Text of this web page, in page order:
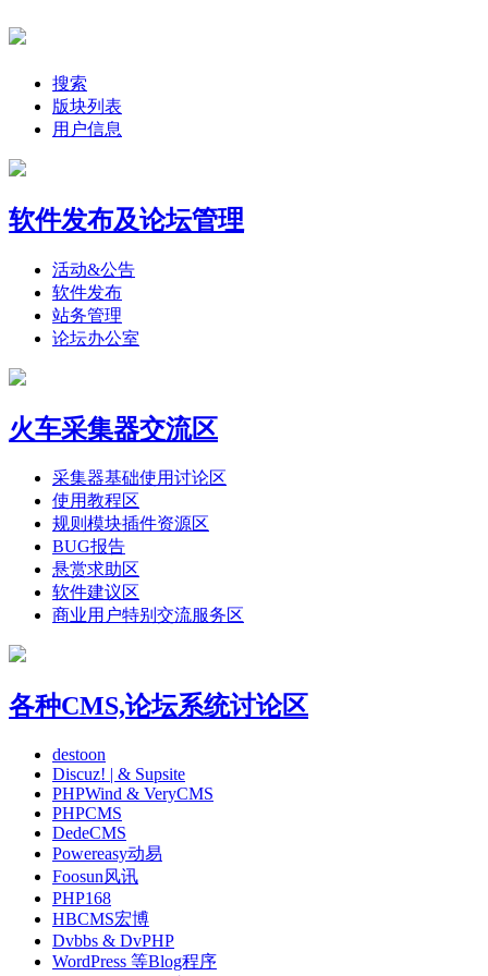
搜索
版块列表
用户信息
软件发布及论坛管理
活动&公告
软件发布
站务管理
论坛办公室
火车采集器交流区
采集器基础使用讨论区
使用教程区
规则模块插件资源区
BUG报告
悬赏求助区
软件建议区
商业用户特别交流服务区
各种CMS,论坛系统讨论区
destoon
Discuz! | & Supsite
PHPWind & VeryCMS
PHPCMS
DedeCMS
Powereasy动易
Foosun风讯
PHP168
HBCMS宏博
Dvbbs & DvPHP
WordPress 等Blog程序